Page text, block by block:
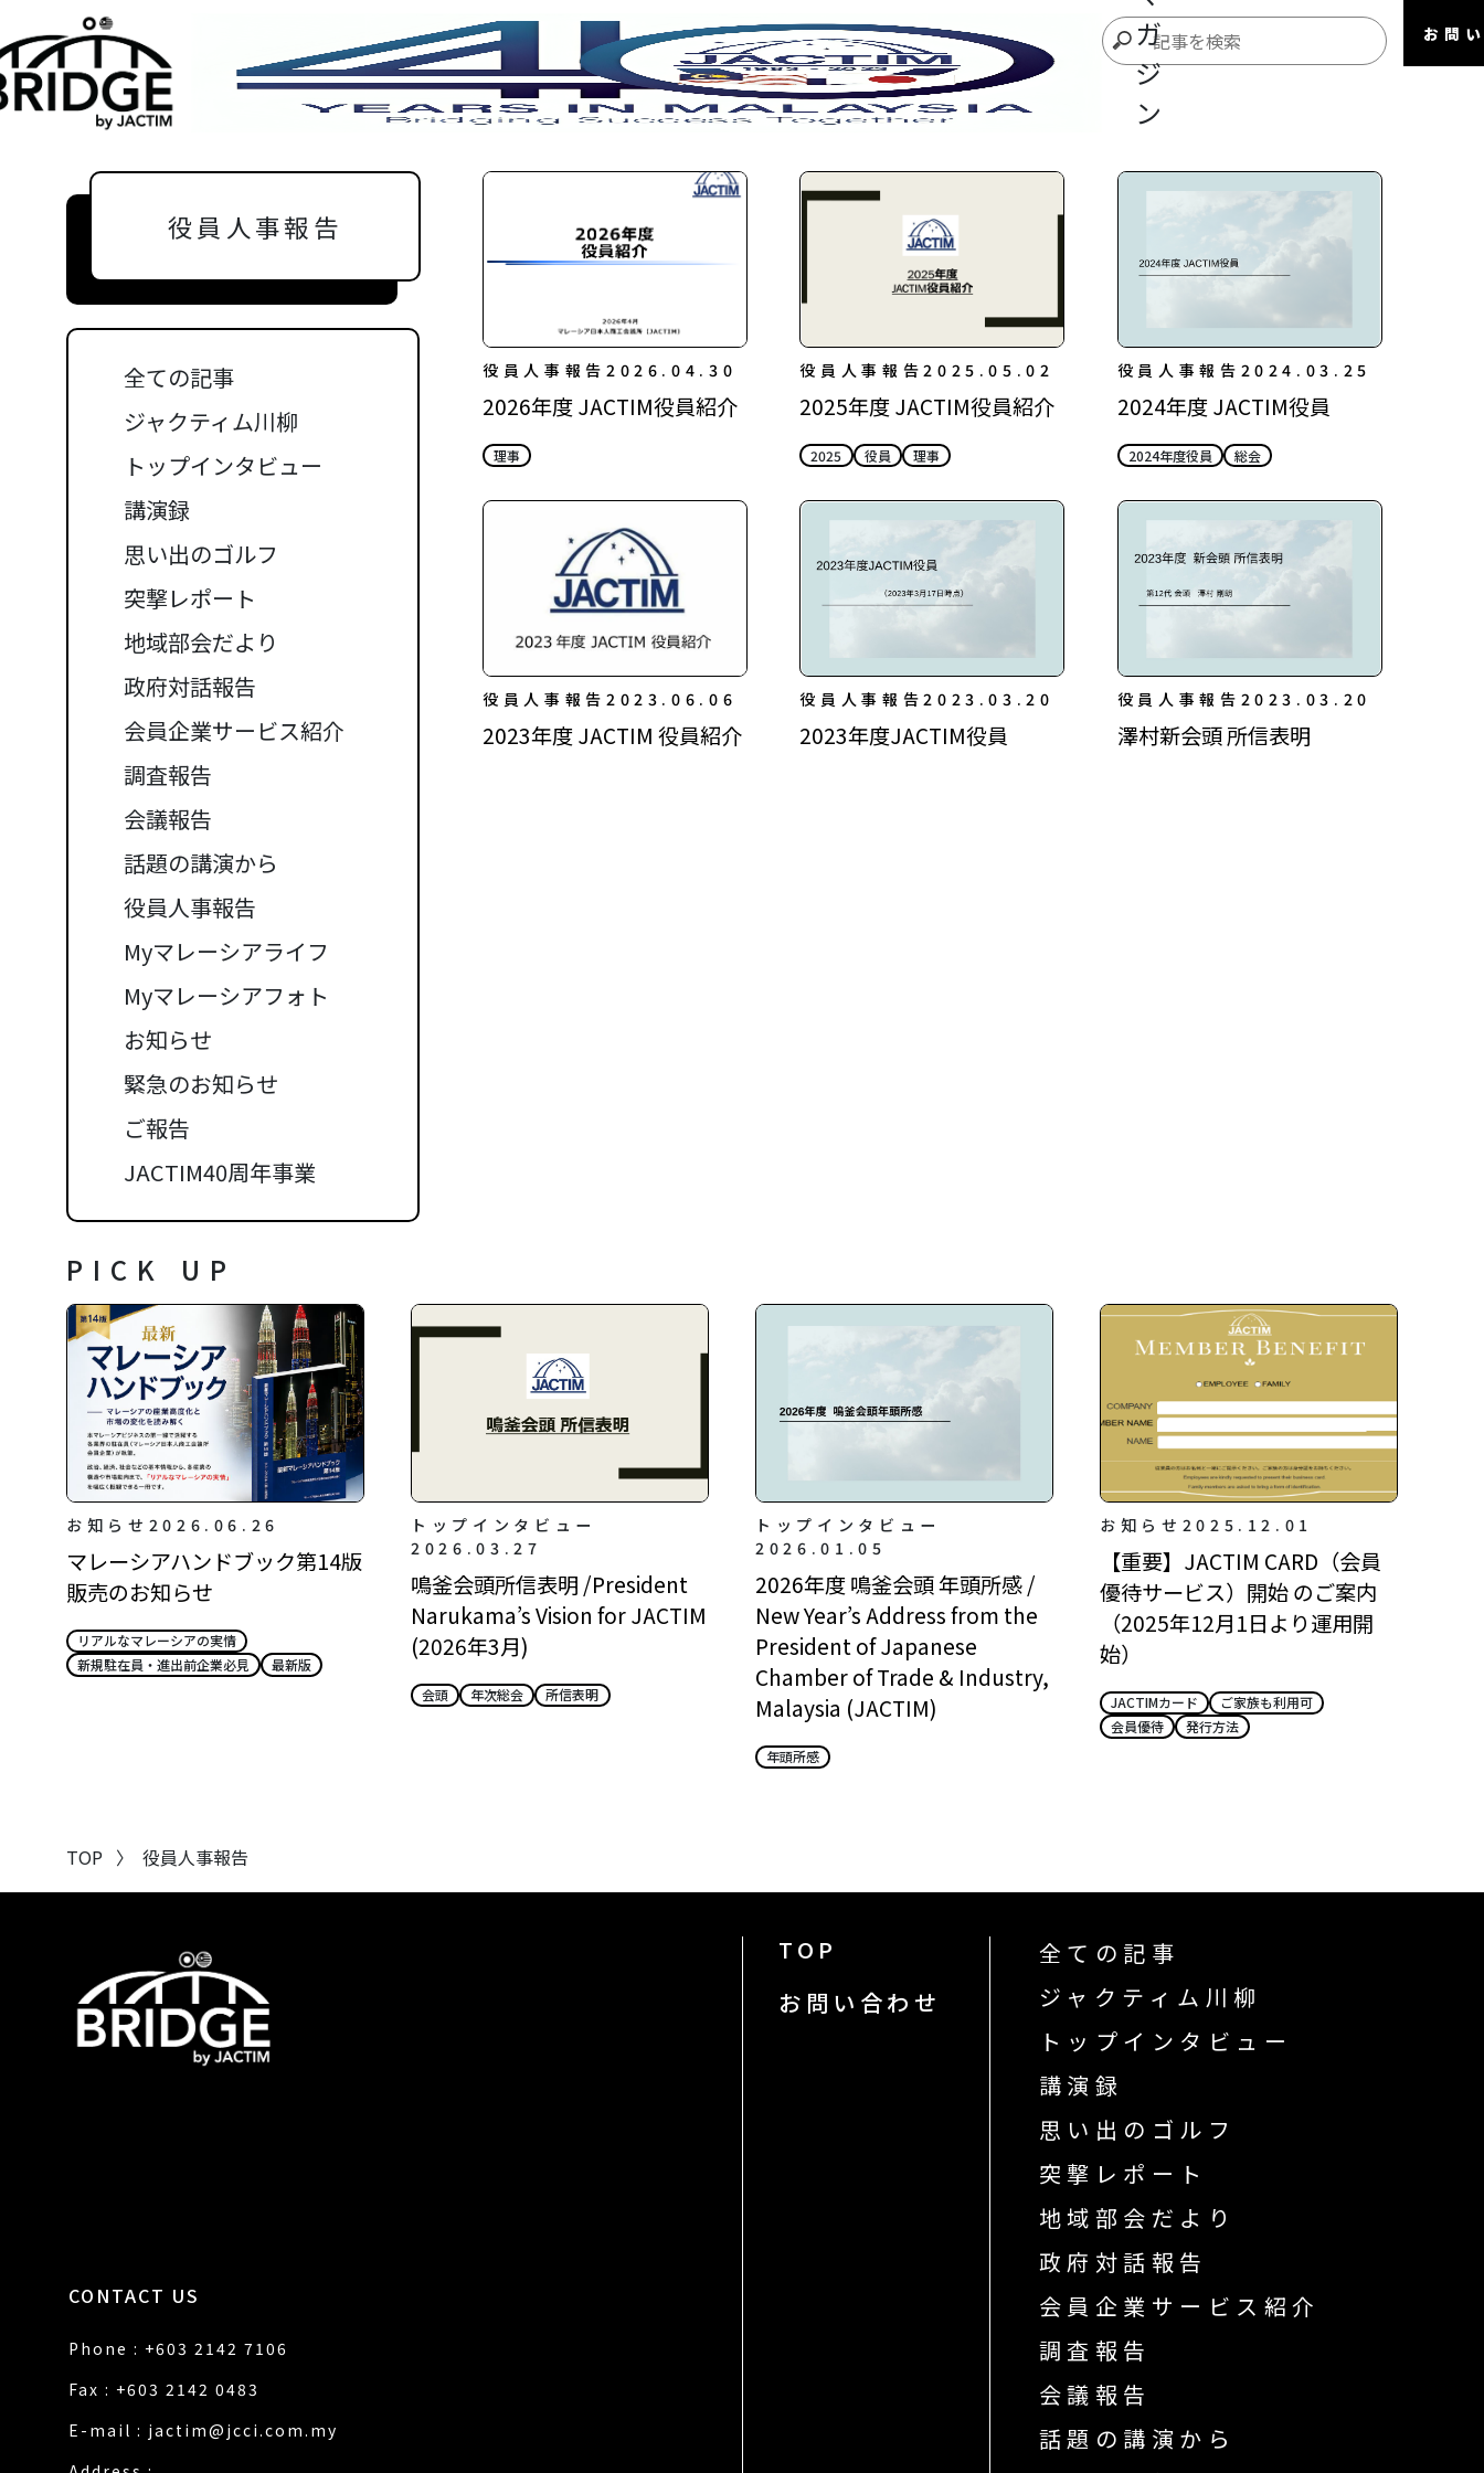
ガ
ジ
ン
お問
役員人事報告
全ての記事
ジャクティム川柳
トップインタビュー
講演録
思い出のゴルフ
突撃レポート
地域部会だより
政府対話報告
会員企業サービス紹介
調査報告
会議報告
話題の講演から
役員人事報告
Myマレーシアライフ
Myマレーシアフォト
お知らせ
緊急のお知らせ
ご報告
JACTIM40周年事業
役員人事報告 2026.04.30
2026年度 JACTIM役員紹介
理事
役員人事報告2025.05.02
2025年度 JACTIM役員紹介
2025 役員 理事
役員人事報告 2024.03.25
2024年度 JACTIM役員
2024年度役員 総会
役員人事報告 2023.06.06
2023年度 JACTIM 役員紹介
役員人事報告2023.03.20
2023年度JACTIM役員
役員人事報告 2023.03.20
澤村新会頭 所信表明
PICK UP
お知らせ 2026.06.26
マレーシアハンドブック第14版
販売のお知らせ
リアルなマレーシアの実情
新規駐在員・進出前企業必見
最新版
トップインタビュー
2026.03.27
鳴釜会頭所信表明 /President
Narukama’s Vision for JACTIM
(2026年3月)
会頭 年次総会 所信表明
トップインタビュー
2026.01.05
2026年度 鳴釜会頭 年頭所感 /
New Year’s Address from the
President of Japanese
Chamber of Trade & Industry,
Malaysia (JACTIM)
年頭所感
お知らせ 2025.12.01
【重要】JACTIM CARD（会員
優待サービス）開始 のご案内
（2025年12月1日より運用開
始）
JACTIMカード
ご家族も利用可
会員優待
発行方法
TOP 〉 役員人事報告
CONTACT US
Phone : +603 2142 7106
Fax : +603 2142 0483
E-mail : jactim@jcci.com.my
TOP
お問い合わせ
全ての記事
ジャクティム川柳
トップインタビュー
講演録
思い出のゴルフ
突撃レポート
地域部会だより
政府対話報告
会員企業サービス紹介
調査報告
会議報告
話題の講演から